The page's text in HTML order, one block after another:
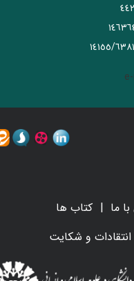
١٤١٥٥/٦٣٨١
ما
کتاب ها
و شکایت